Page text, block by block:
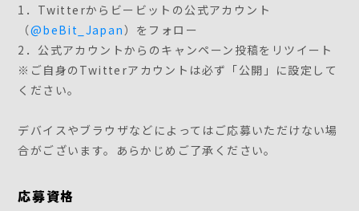
1．Twitterからビービットの公式アカウント
（@beBit_Japan）をフォロー
2．公式アカウントからのキャンペーン投稿をリツイート
※ご自身のTwitterアカウントは必ず「公開」に設定して
ください。
デバイスやブラウザなどによってはご応募いただけない場
合がございます。あらかじめご了承ください。
応募資格